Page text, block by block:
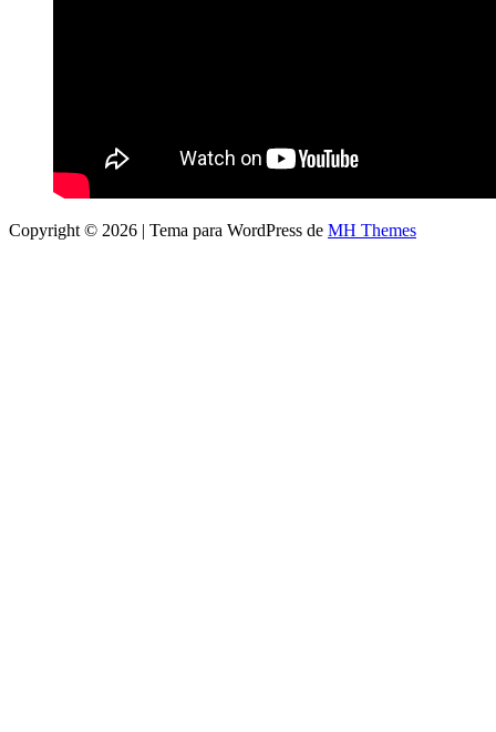
Copyright © 2026 | Tema para WordPress de MH Themes